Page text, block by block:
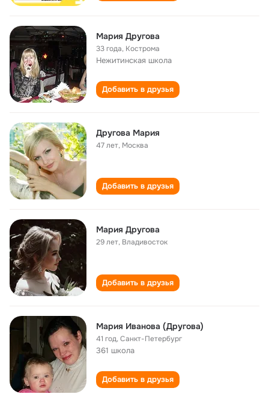
Мария Другова
33 года, Кострома
Нежитинская школа
Добавить в друзья
Другова Мария
47 лет, Москва
Добавить в друзья
Мария Другова
29 лет, Владивосток
Добавить в друзья
Мария Иванова (Другова)
41 год,Санкт-Петербург
361 школа
Добавить в друзья